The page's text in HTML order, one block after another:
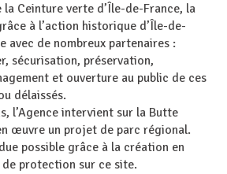
Ceinture verte d’Île-de-France, la
à l’action historique d’Île-de-
avec de nombreux partenaires :
sécurisation, préservation,
et ouverture au public de ces
délaissés.
l’Agence intervient sur la Butte
œuvre un projet de parc régional.
possible grâce à la création en
protection sur ce site.